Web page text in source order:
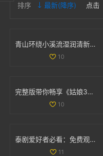
排序 最新(降序) 点击
青山环绕小溪流湿润清新无泥恼人的田园景象
10
完整版带你畅享《姑娘3》精彩剧情与国语配音全纪录
10
泰剧爱好者必看：免费观看热门经典电视剧推荐大全
11